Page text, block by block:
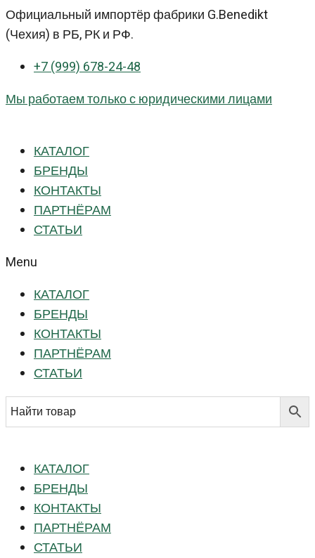
Перейти
к
Официальный импортёр фабрики G.Benedikt
(Чехия) в РБ, РК и РФ.
+7 (999) 678-24-48
Мы работаем только с юридическими лицами
КАТАЛОГ
БРЕНДЫ
КОНТАКТЫ
ПАРТНЁРАМ
СТАТЬИ
Menu
КАТАЛОГ
БРЕНДЫ
КОНТАКТЫ
ПАРТНЁРАМ
СТАТЬИ
КАТАЛОГ
БРЕНДЫ
КОНТАКТЫ
ПАРТНЁРАМ
СТАТЬИ